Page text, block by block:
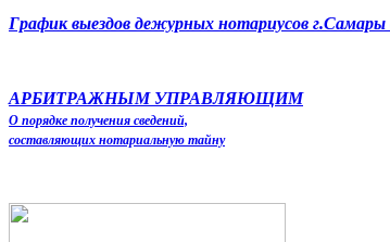
График выездов дежурных нотариусов
АРБИТРАЖНЫМ УПРАВЛЯЮЩИМ
О порядке получения сведений,
составляющих нотариальную тайну